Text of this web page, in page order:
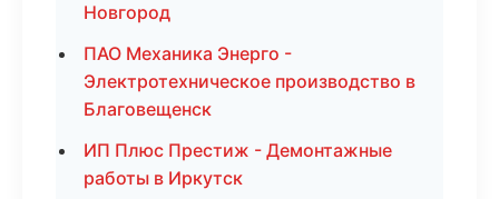
Новгород
ПАО Механика Энерго -
Электротехническое производство в
Благовещенск
ИП Плюс Престиж - Демонтажные
работы в Иркутск